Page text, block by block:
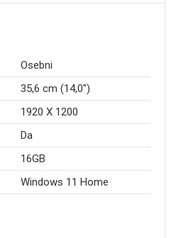
Osebni
35,6 cm (14,0")
1920 X 1200
Da
16GB
Windows 11 Home